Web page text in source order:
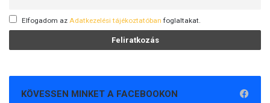
Elfogadom az Adatkezelési tájékoztatóban foglaltakat.
KÖVESSEN MINKET A FACEBOOKON